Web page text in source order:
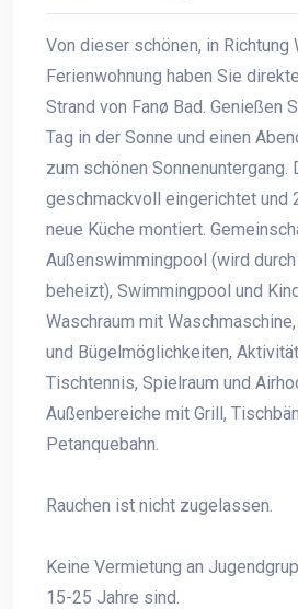
Von dieser schönen, in Richtung
Ferienwohnung haben Sie
Strand von Fanø Bad. Genießen
Tag in der Sonne und einen
zum schönen Sonnenuntergang.
geschmackvoll eingerichtet und
neue Küche montiert.
Außenswimmingpool (wird
beheizt), Swimmingpool und
Waschraum mit
und Bügelmöglichkeiten,
Tischtennis, Spielraum und
Außenbereiche mit Grill,
Petanquebahn.
Rauchen ist nicht zugelassen.
Keine Vermietung an
15-25 Jahre sind.